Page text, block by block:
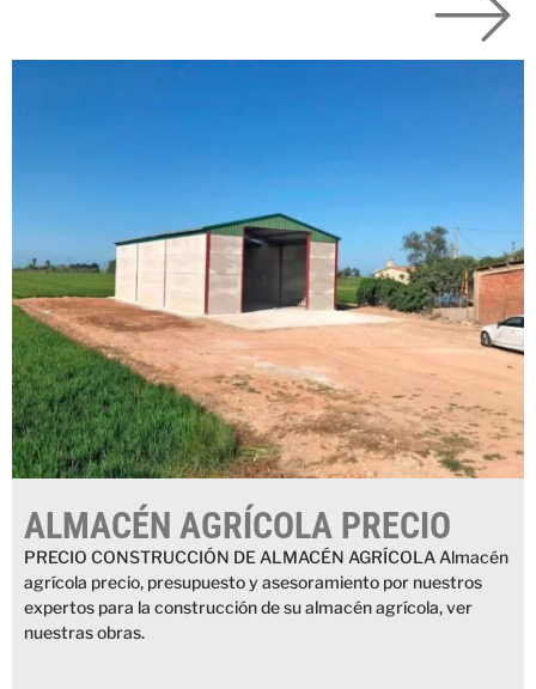
ALMACÉN AGRÍCOLA PRECIO
PRECIO CONSTRUCCIÓN DE ALMACÉN AGRÍCOLA Almacén
agrícola precio, presupuesto y asesoramiento por nuestros
expertos para la construcción de su almacén agrícola, ver
nuestras obras.